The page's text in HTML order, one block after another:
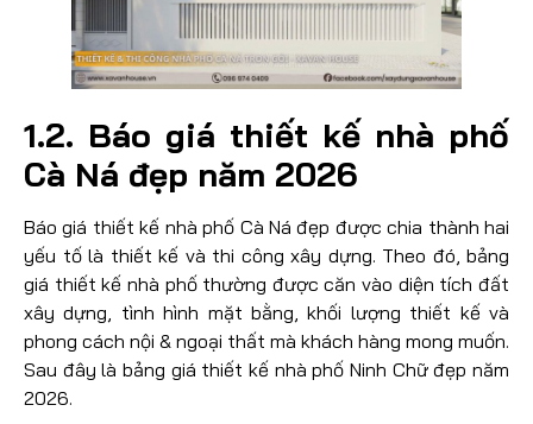
1.2. Báo giá thiết kế nhà phố
Cà Ná đẹp năm 2026
Báo giá thiết kế nhà phố Cà Ná đẹp được chia thành hai
yếu tố là thiết kế và thi công xây dựng. Theo đó, bảng
giá thiết kế nhà phố thường được căn vào diện tích đất
xây dựng, tình hình mặt bằng, khối lượng thiết kế và
phong cách nội & ngoại thất mà khách hàng mong muốn.
Sau đây là bảng giá thiết kế nhà phố Ninh Chữ đẹp năm
2026.